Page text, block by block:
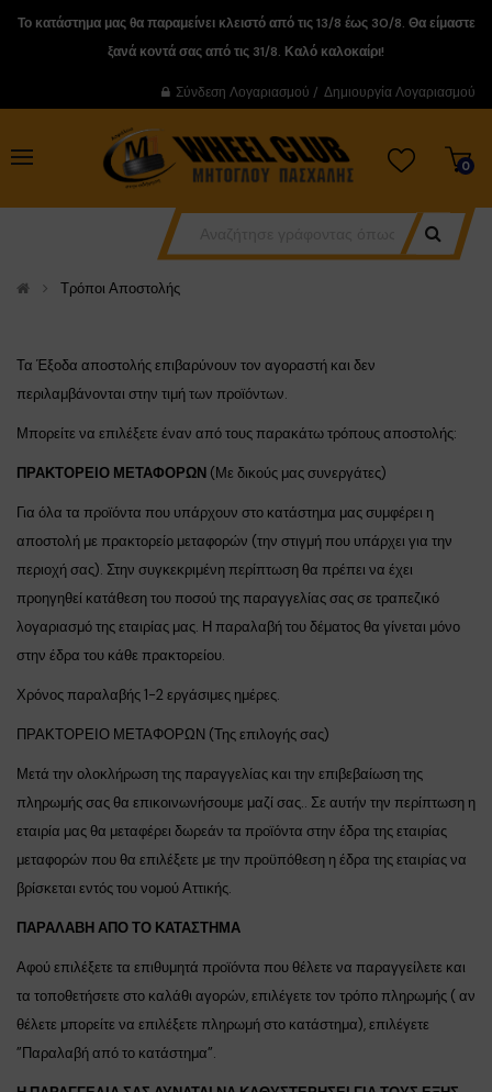
Το κατάστημα μας θα παραμείνει κλειστό από τις 13/8 έως 30/8. Θα είμαστε
ξανά κοντά σας από τις 31/8. Καλό καλοκαίρι!
Σύνδεση Λογαριασμού / Δημιουργία Λογαριασμού
0
Τρόποι Αποστολής
Τα Έξοδα αποστολής επιβαρύνουν τον αγοραστή και δεν
περιλαμβάνονται στην τιμή των προϊόντων.
Μπορείτε να επιλέξετε έναν από τους παρακάτω τρόπους αποστολής:
ΠΡΑΚΤΟΡΕΙΟ ΜΕΤΑΦΟΡΩΝ (Με δικούς μας συνεργάτες)
Για όλα τα προϊόντα που υπάρχουν στο κατάστημα μας συμφέρει η
αποστολή με πρακτορείο μεταφορών (την στιγμή που υπάρχει για την
περιοχή σας). Στην συγκεκριμένη περίπτωση θα πρέπει να έχει
προηγηθεί κατάθεση του ποσού της παραγγελίας σας σε τραπεζικό
λογαριασμό της εταιρίας μας. Η παραλαβή του δέματος θα γίνεται μόνο
στην έδρα του κάθε πρακτορείου.
Χρόνος παραλαβής 1-2 εργάσιμες ημέρες.
ΠΡΑΚΤΟΡΕΙΟ ΜΕΤΑΦΟΡΩΝ (Της επιλογής σας)
Μετά την ολοκλήρωση της παραγγελίας και την επιβεβαίωση της
πληρωμής σας θα επικοινωνήσουμε μαζί σας.. Σε αυτήν την περίπτωση η
εταιρία μας θα μεταφέρει δωρεάν τα προϊόντα στην έδρα της εταιρίας
μεταφορών που θα επιλέξετε με την προϋπόθεση η έδρα της εταιρίας να
βρίσκεται εντός του νομού Αττικής.
ΠΑΡΑΛΑΒΗ ΑΠΟ ΤΟ ΚΑΤΑΣΤΗΜΑ
Αφού επιλέξετε τα επιθυμητά προϊόντα που θέλετε να παραγγείλετε και
τα τοποθετήσετε στο καλάθι αγορών, επιλέγετε τον τρόπο πληρωμής ( αν
θέλετε μπορείτε να επιλέξετε πληρωμή στο κατάστημα), επιλέγετε
”Παραλαβή από το κατάστημα”.